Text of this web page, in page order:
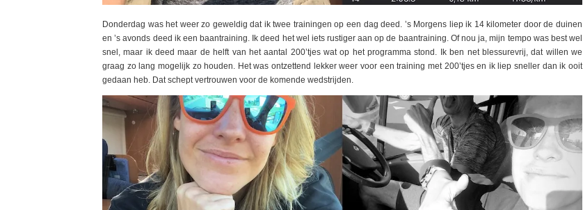
Donderdag was het weer zo geweldig dat ik twee trainingen op een dag deed. ’s Morgens liep ik 14 kilometer door de duinen
en ’s avonds deed ik een baantraining. Ik deed het wel iets rustiger aan op de baantraining. Of nou ja, mijn tempo was best wel
snel, maar ik deed maar de helft van het aantal 200’tjes wat op het programma stond. Ik ben net blessurevrij, dat willen we
graag zo lang mogelijk zo houden. Het was ontzettend lekker weer voor een training met 200’tjes en ik liep sneller dan ik ooit
gedaan heb. Dat schept vertrouwen voor de komende wedstrijden.